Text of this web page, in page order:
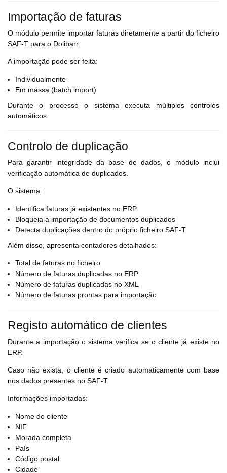
Importação de faturas
O módulo permite importar faturas diretamente a partir do ficheiro
SAF-T para o Dolibarr.
A importação pode ser feita:
Individualmente
Em massa (batch import)
Durante o processo o sistema executa múltiplos controlos
automáticos.
Controlo de duplicação
Para garantir integridade da base de dados, o módulo inclui
verificação automática de duplicados.
O sistema:
Identifica faturas já existentes no ERP
Bloqueia a importação de documentos duplicados
Detecta duplicações dentro do próprio ficheiro SAF-T
Além disso, apresenta contadores detalhados:
Total de faturas no ficheiro
Número de faturas duplicadas no ERP
Número de faturas duplicadas no XML
Número de faturas prontas para importação
Registo automático de clientes
Durante a importação o sistema verifica se o cliente já existe no
ERP.
Caso não exista, o cliente é criado automaticamente com base
nos dados presentes no SAF-T.
Informações importadas:
Nome do cliente
NIF
Morada completa
País
Código postal
Cidade